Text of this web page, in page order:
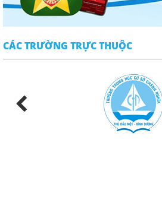
CÁC TRƯỜNG TRỰC THUỘC